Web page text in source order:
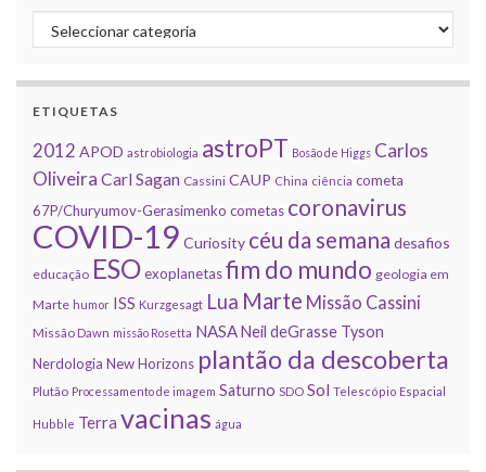
Categorias
ETIQUETAS
2012 APOD astrobiologia astroPT Bosão de Higgs Carlos
Oliveira Carl Sagan Cassini CAUP China ciência cometa
67P/Churyumov-Gerasimenko cometas coronavirus
COVID-19 Curiosity céu da semana desafios
educação ESOexoplanetasfim do mundo geologia em
Marte humor ISS Kurzgesagt Lua Marte Missão Cassini
Missão Dawn missão Rosetta NASANeil deGrasse Tyson
Nerdologia New Horizons plantão da descoberta
Plutão Processamento de imagem Saturno SDO Sol Telescópio Espacial
Hubble Terra vacinas água